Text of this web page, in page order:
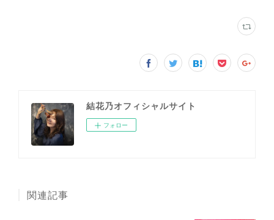
結花乃オフィシャルサイト
フォロー
関連記事